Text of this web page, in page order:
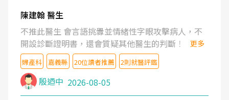
陳建翰 醫生
不推此醫生 會言語挑釁並情緒性字眼攻擊病人，不
開設診斷證明書，還會質疑其他醫生的判斷！
更多
婦產科 嘉義縣 20位讀者推薦 2則就醫評鑑
殷迺中 2026-08-05